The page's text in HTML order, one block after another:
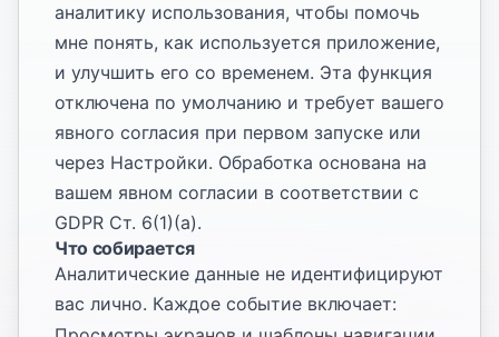
аналитику использования, чтобы помочь
мне понять, как используется приложение,
и улучшить его со временем. Эта функция
отключена по умолчанию и требует вашего
явного согласия при первом запуске или
через Настройки. Обработка основана на
вашем явном согласии в соответствии с
GDPR Ст. 6(1)(a).
Что собирается
Аналитические данные не идентифицируют
вас лично. Каждое событие включает: